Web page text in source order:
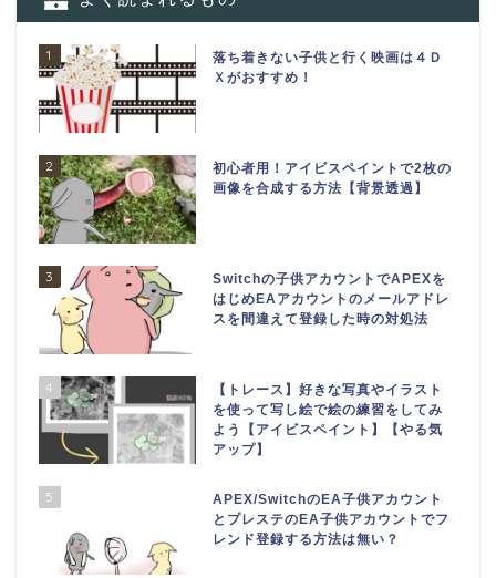
1
落ち着きない子供と行く映画は４Ｄ
Ｘがおすすめ！
2
初心者用！アイビスペイントで2枚の
画像を合成する方法【背景透過】
3
Switchの子供アカウントでAPEXを
はじめEAアカウントのメールアドレ
スを間違えて登録した時の対処法
4
【トレース】好きな写真やイラスト
を使って写し絵で絵の練習をしてみ
よう【アイビスペイント】【やる気
アップ】
5
APEX/SwitchのEA子供アカウント
とプレステのEA子供アカウントでフ
レンド登録する方法は無い？